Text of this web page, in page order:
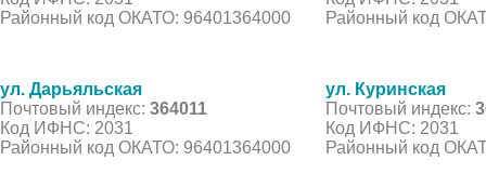
Районный код ОКАТО: 96401364000
Районный код
ул. Дарьяльская
Почтовый индекс: 364011
Код ИФНС: 2031
Районный код ОКАТО: 96401364000
ул. Куринская
Почтовый индекс:
Код ИФНС: 2031
Районный код